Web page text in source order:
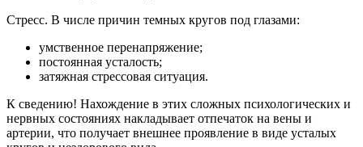
Стресс. В числе причин темных кругов под глазами:
умственное перенапряжение;
постоянная усталость;
затяжная стрессовая ситуация.
К сведению! Нахождение в этих сложных психологических и
нервных состояниях накладывает отпечаток на вены и
артерии, что получает внешнее проявление в виде усталых